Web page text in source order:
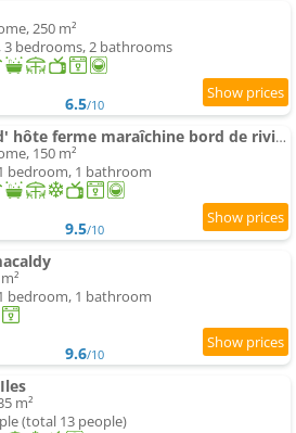
250 m²
3 bedrooms, 2 bathrooms
6.5/10
maison d' hôte ferme maraîchine bord de rivière
150 m²
bedroom, 1 bathroom
9.5/10
bedroom, 1 bathroom
9.6/10
m²
(total 13 people)